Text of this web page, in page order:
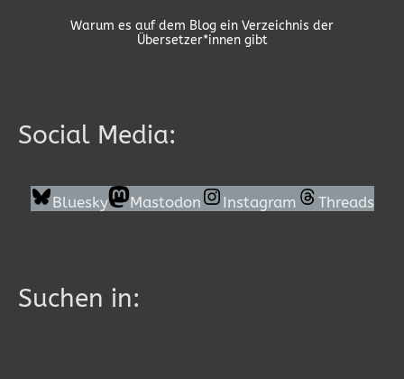
Warum es auf dem Blog ein Verzeichnis der
Übersetzer*innen gibt
Social Media:
Bluesky Mastodon Instagram Threads
Suchen in: